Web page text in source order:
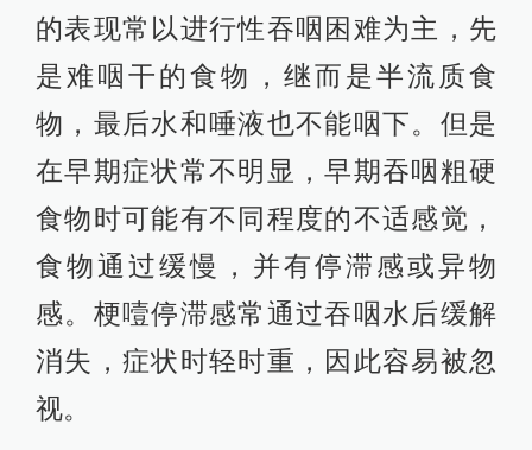
的表现常以进行性吞咽困难为主，先
是难咽干的食物，继而是半流质食
物，最后水和唾液也不能咽下。但是
在早期症状常不明显，早期吞咽粗硬
食物时可能有不同程度的不适感觉，
食物通过缓慢，并有停滞感或异物
感。梗噎停滞感常通过吞咽水后缓解
消失，症状时轻时重，因此容易被忽
视。